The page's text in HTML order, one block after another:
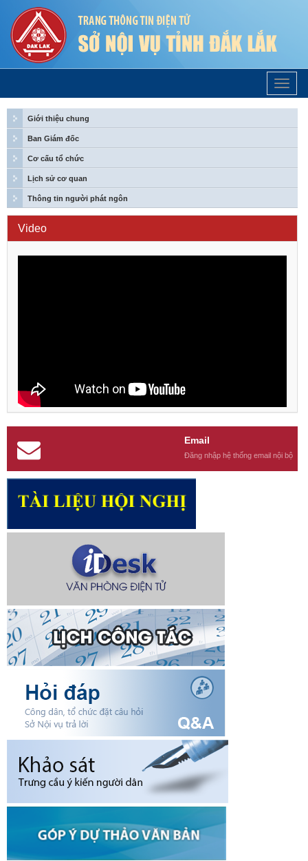
Trang
Chủ
Giới thiệu chung
Ban Giám đốc
Cơ cấu tổ chức
Lịch sử cơ quan
Thông tin người phát ngôn
Video
Email
Đăng nhập hệ thống email nội bộ